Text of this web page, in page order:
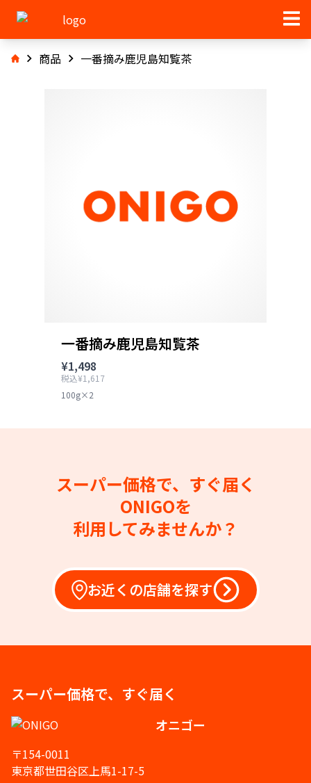
商品 一番摘み鹿児島知覧茶
一番摘み鹿児島知覧茶
¥1,498
税込¥1,617
100g×2
スーパー価格で、すぐ届く
ONIGOを
利用してみませんか？
お近くの店舗を探す
スーパー価格で、すぐ届く
オニゴー
〒154-0011
東京都世田谷区上馬1-17-5